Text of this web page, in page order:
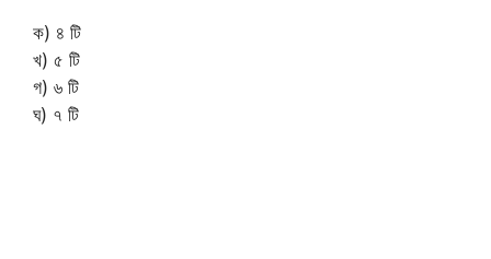
ক) ৪ টি
খ) ৫ টি
গ) ৬ টি
ঘ) ৭ টি